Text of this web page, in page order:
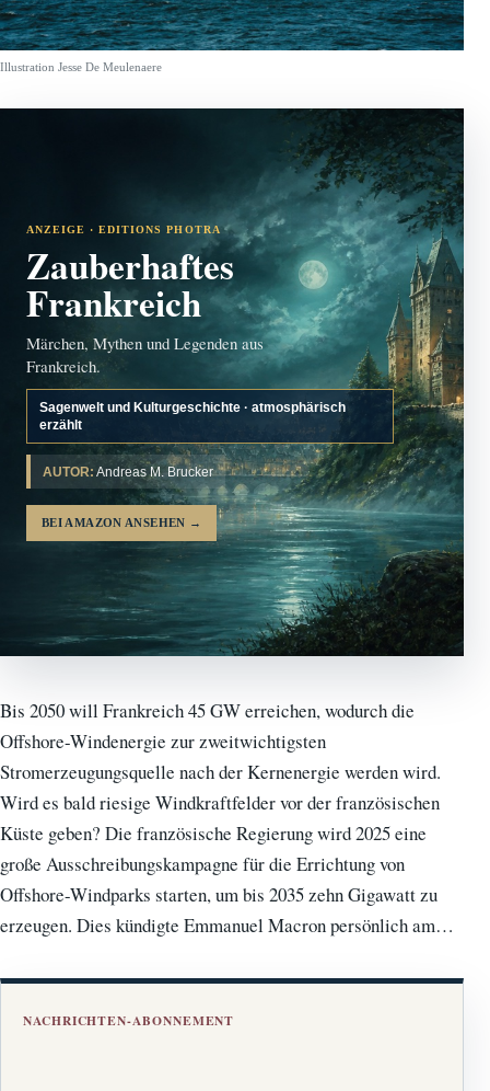
Illustration Jesse De Meulenaere
ANZEIGE · EDITIONS PHOTRA
Zauberhaftes
Frankreich
Märchen, Mythen und Legenden aus
Frankreich.
Sagenwelt und Kulturgeschichte · atmosphärisch
erzählt
AUTOR: Andreas M. Brucker
BEI AMAZON ANSEHEN →
Bis 2050 will Frankreich 45 GW erreichen, wodurch die
Offshore-Windenergie zur zweitwichtigsten
Stromerzeugungsquelle nach der Kernenergie werden wird.
Wird es bald riesige Windkraftfelder vor der französischen
Küste geben? Die französische Regierung wird 2025 eine
große Ausschreibungskampagne für die Errichtung von
Offshore-Windparks starten, um bis 2035 zehn Gigawatt zu
erzeugen. Dies kündigte Emmanuel Macron persönlich am…
NACHRICHTEN-ABONNEMENT